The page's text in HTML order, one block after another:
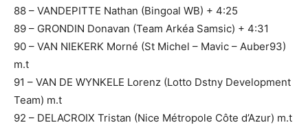
88 – VANDEPITTE Nathan (Bingoal WB) + 4:25
89 – GRONDIN Donavan (Team Arkéa Samsic) + 4:31
90 – VAN NIEKERK Morné (St Michel – Mavic – Auber93)
m.t
91 – VAN DE WYNKELE Lorenz (Lotto Dstny Development
Team) m.t
92 – DELACROIX Tristan (Nice Métropole Côte d’Azur) m.t